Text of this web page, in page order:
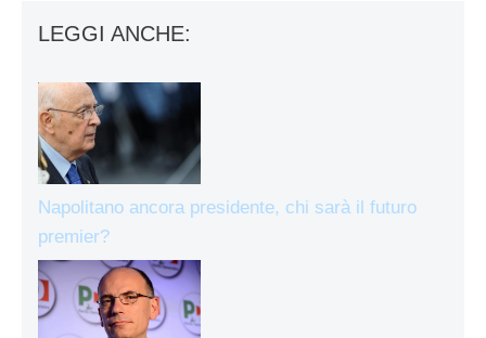
LEGGI ANCHE:
Napolitano ancora presidente, chi sarà il futuro
premier?